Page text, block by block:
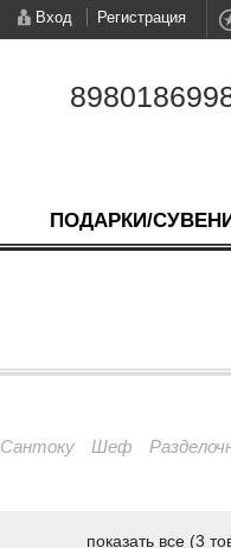
Вход Регистрация
ПОДАРКИ/
Сантоку Шеф
показать все (3